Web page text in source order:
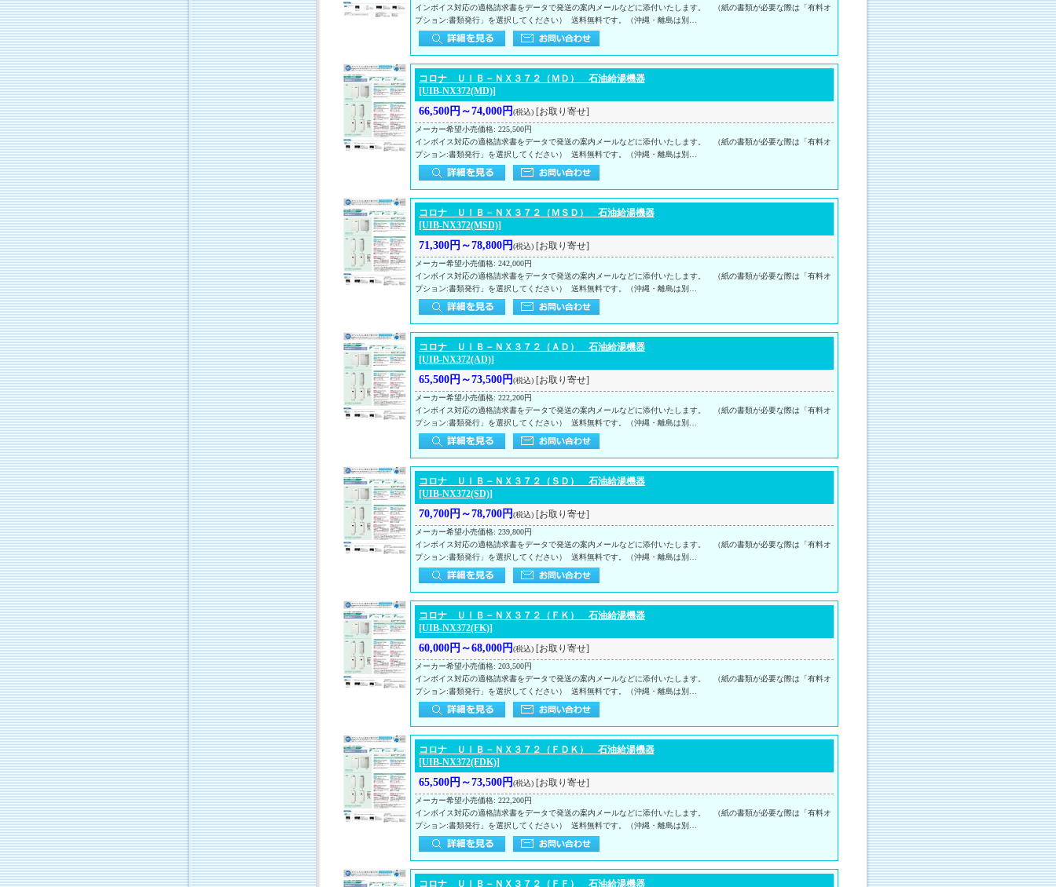
インボイス対応の適格請求書をデータで発送の案内メールなどに添付いたします。 （紙の書類が必要な際は「有料オ
プション:書類発行」を選択してください） 送料無料です。（沖縄・離島は別…
コロナ ＵＩＢ－ＮＸ３７２（ＭＤ） 石油給湯機器
[UIB-NX372(MD)]
66,500円～74,000円(税込) [お取り寄せ]
メーカー希望小売価格: 225,500円
インボイス対応の適格請求書をデータで発送の案内メールなどに添付いたします。 （紙の書類が必要な際は「有料オ
プション:書類発行」を選択してください） 送料無料です。（沖縄・離島は別…
コロナ ＵＩＢ－ＮＸ３７２（ＭＳＤ） 石油給湯機器
[UIB-NX372(MSD)]
71,300円～78,800円(税込) [お取り寄せ]
メーカー希望小売価格: 242,000円
インボイス対応の適格請求書をデータで発送の案内メールなどに添付いたします。 （紙の書類が必要な際は「有料オ
プション:書類発行」を選択してください） 送料無料です。（沖縄・離島は別…
コロナ ＵＩＢ－ＮＸ３７２（ＡＤ） 石油給湯機器
[UIB-NX372(AD)]
65,500円～73,500円(税込) [お取り寄せ]
メーカー希望小売価格: 222,200円
インボイス対応の適格請求書をデータで発送の案内メールなどに添付いたします。 （紙の書類が必要な際は「有料オ
プション:書類発行」を選択してください） 送料無料です。（沖縄・離島は別…
コロナ ＵＩＢ－ＮＸ３７２（ＳＤ） 石油給湯機器
[UIB-NX372(SD)]
70,700円～78,700円(税込) [お取り寄せ]
メーカー希望小売価格: 239,800円
インボイス対応の適格請求書をデータで発送の案内メールなどに添付いたします。 （紙の書類が必要な際は「有料オ
プション:書類発行」を選択してください） 送料無料です。（沖縄・離島は別…
コロナ ＵＩＢ－ＮＸ３７２（ＦＫ） 石油給湯機器
[UIB-NX372(FK)]
60,000円～68,000円(税込) [お取り寄せ]
メーカー希望小売価格: 203,500円
インボイス対応の適格請求書をデータで発送の案内メールなどに添付いたします。 （紙の書類が必要な際は「有料オ
プション:書類発行」を選択してください） 送料無料です。（沖縄・離島は別…
コロナ ＵＩＢ－ＮＸ３７２（ＦＤＫ） 石油給湯機器
[UIB-NX372(FDK)]
65,500円～73,500円(税込) [お取り寄せ]
メーカー希望小売価格: 222,200円
インボイス対応の適格請求書をデータで発送の案内メールなどに添付いたします。 （紙の書類が必要な際は「有料オ
プション:書類発行」を選択してください） 送料無料です。（沖縄・離島は別…
コロナ ＵＩＢ－ＮＸ３７２（ＦＦ） 石油給湯機器